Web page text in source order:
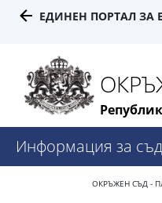
ЕДИНЕН ПОРТАЛ ЗА
Информация за
ОКРЪЖЕН СЪД -